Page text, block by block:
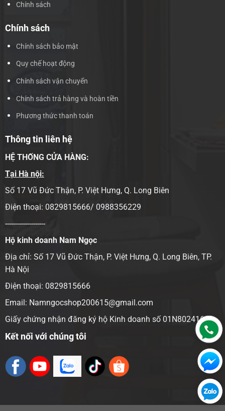
Chính sách
Chính sách
Chính sách bảo mật
Quy chế hoạt động
Chính sách vận chuyển
Chính sách trả hàng và hoàn tiền
Phương thức thanh toán
Thông tin liên hệ
HỆ THỐNG CỬA HÀNG:
Tại Hà nội:
Số 17 Vũ Đức Thận, P. Việt Hưng, Q. Long Biên
Điện thoại: 0829815666/ 0988356229
--------------------
Hộ kinh doanh Nam Ngọc
Địa chỉ: Số 17 Vũ Đức Thận, P. Việt Hưng, Q. Long Biên, TP.
Hà Nội
Điện thoại: 0829815666
Email: Namngocshop200615@gmail.com
Giấy chứng nhận đăng ký hộ Kinh doanh số 01N8024166
Kết nối với chúng tôi